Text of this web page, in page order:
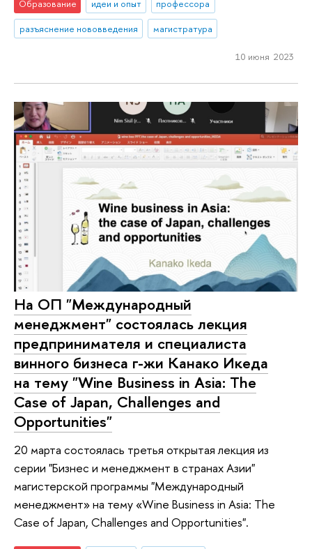
Образование идеи и опыт
профессора
разъяснение нововведения
магистратура
10 июня 2023
На ОП "Международный
менеджмент" состоялась лекция
предпринимателя и специалиста
винного бизнеса г-жи Канако Икеда
на тему "Wine Business in Asia: The
Case of Japan, Challenges and
Opportunities"
20 марта состоялась третья открытая лекция из
серии "Бизнес и менеджмент в странах Азии"
магистерской программы "Международный
менеджмент» на тему «Wine Business in Asia: The
Case of Japan, Challenges and Opportunities".